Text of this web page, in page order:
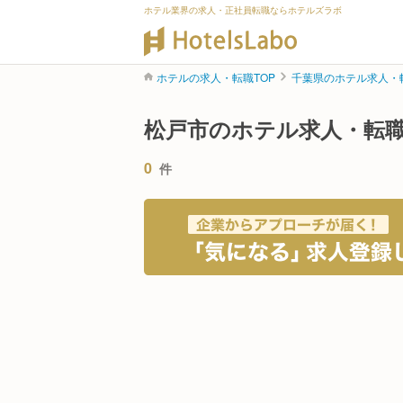
ホテル業界の求人・正社員転職ならホテルズラボ
ホテルの求人・転職TOP 千葉県のホテル求人・
松戸市のホテル求人・転
0 件